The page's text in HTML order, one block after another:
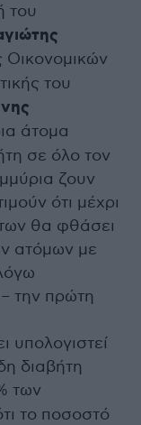
του
Οικονομικών
του
άτομα
σε όλο τον
ζουν
ότι μέχρι
θα φθάσει
ατόμων με
την πρώτη
υπολογιστεί
διαβήτη
των
το ποσοστό